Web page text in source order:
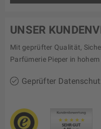
UNSER
Mit geprüfter Qualität,
Parfümerie Pieper in
Geprüfter